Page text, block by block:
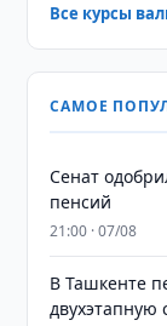
Все курсы
САМОЕ
Сенат
пенсий
21:00 · 07/08
В Ташкенте
двухэтапную